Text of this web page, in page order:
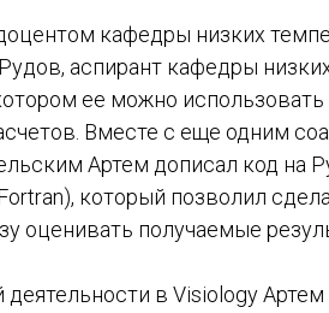
кафедры низких
аспирант кафедры
ее можно
Вместе с еще одним
Артем дописал код на
который позволил
оценивать получаемые
в Visiology